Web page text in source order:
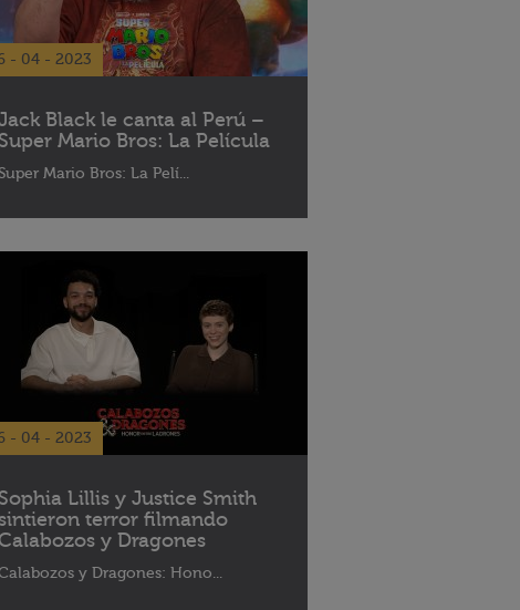
- 04 - 2023
Black le canta al Perú –
Super Mario Bros: La Película
Super Mario Bros: La Pelí...
- 04 - 2023
Sophia Lillis y Justice Smith
sintieron terror filmando
y Dragones
y Dragones: Hono...